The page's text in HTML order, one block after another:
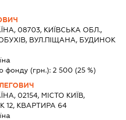
08703, КИЇВСЬКА ОБЛ.,
ВУЛ.ПІЩАНА, БУДИНОК
фонду (грн.):2 500 (25 %)
02154, МІСТО КИЇВ,
12, КВАРТИРА 64